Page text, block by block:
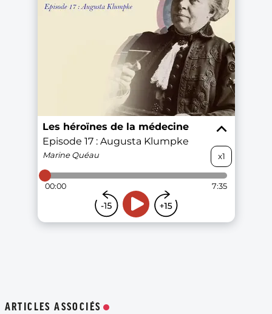
ARTICLES ASSOCIÉS